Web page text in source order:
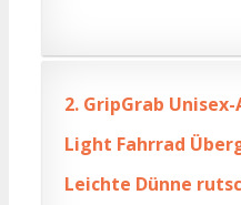
2. GripGrab
Light Fahrrad
Leichte Dünne